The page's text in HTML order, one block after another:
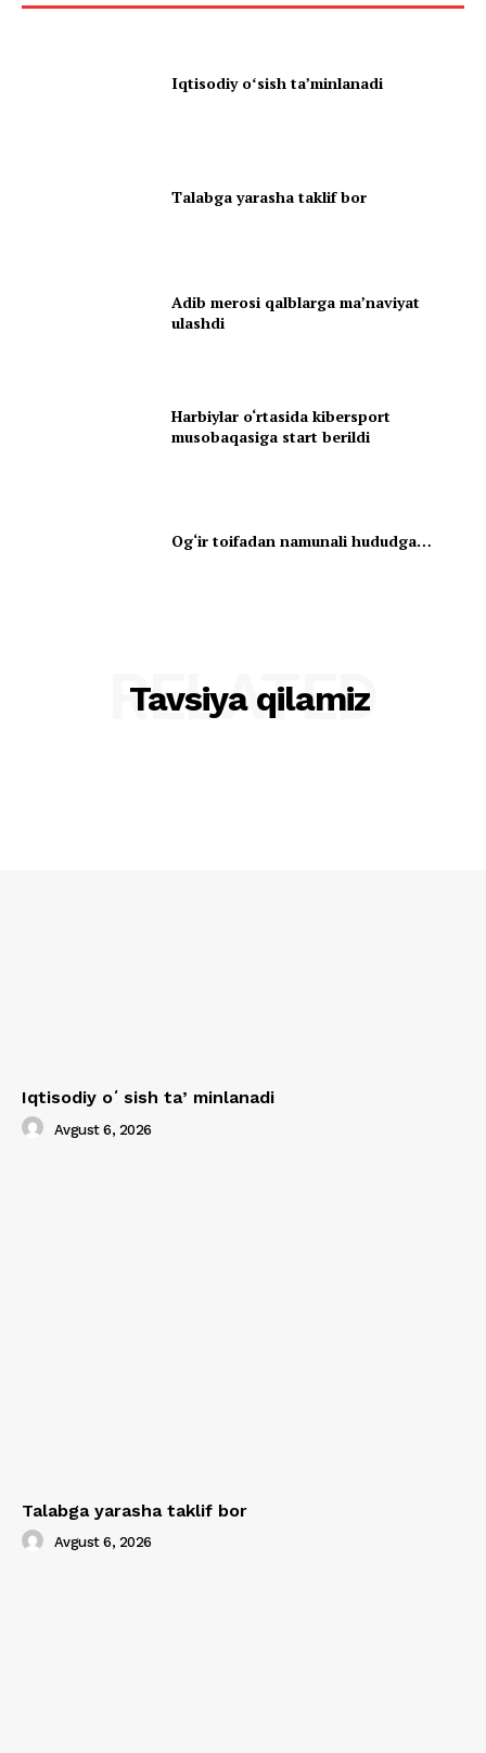
Iqtisodiy oʻsish taʼminlanadi
Talabga yarasha taklif bor
Adib merosi qalblarga maʼnaviyat
ulashdi
Harbiylar o‘rtasida kibersport
musobaqasiga start berildi
Og‘ir toifadan namunali hududga…
Tavsiya qilamiz
RELATED
Iqtisodiy oʻsish taʼminlanadi
Avgust 6, 2026
Talabga yarasha taklif bor
Avgust 6, 2026